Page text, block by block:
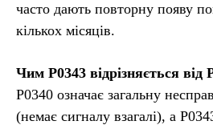
часто дають повторну появу
кількох місяців.
Чим P0343 відрізняється від
P0340 означає загальну
(немає сигналу взагалі), а